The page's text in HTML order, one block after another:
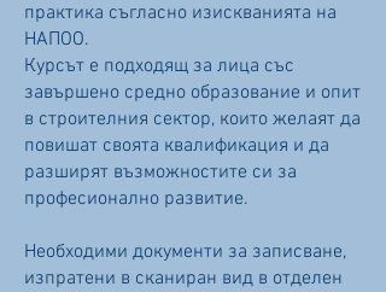
практика съгласно изискванията на
НАПОО.
Курсът е подходящ за лица със
завършено средно образование и опит
в строителния сектор, които желаят да
повишат своята квалификация и да
разширят възможностите си за
професионално развитие.
Необходими документи за записване,
изпратени в сканиран вид в отделен